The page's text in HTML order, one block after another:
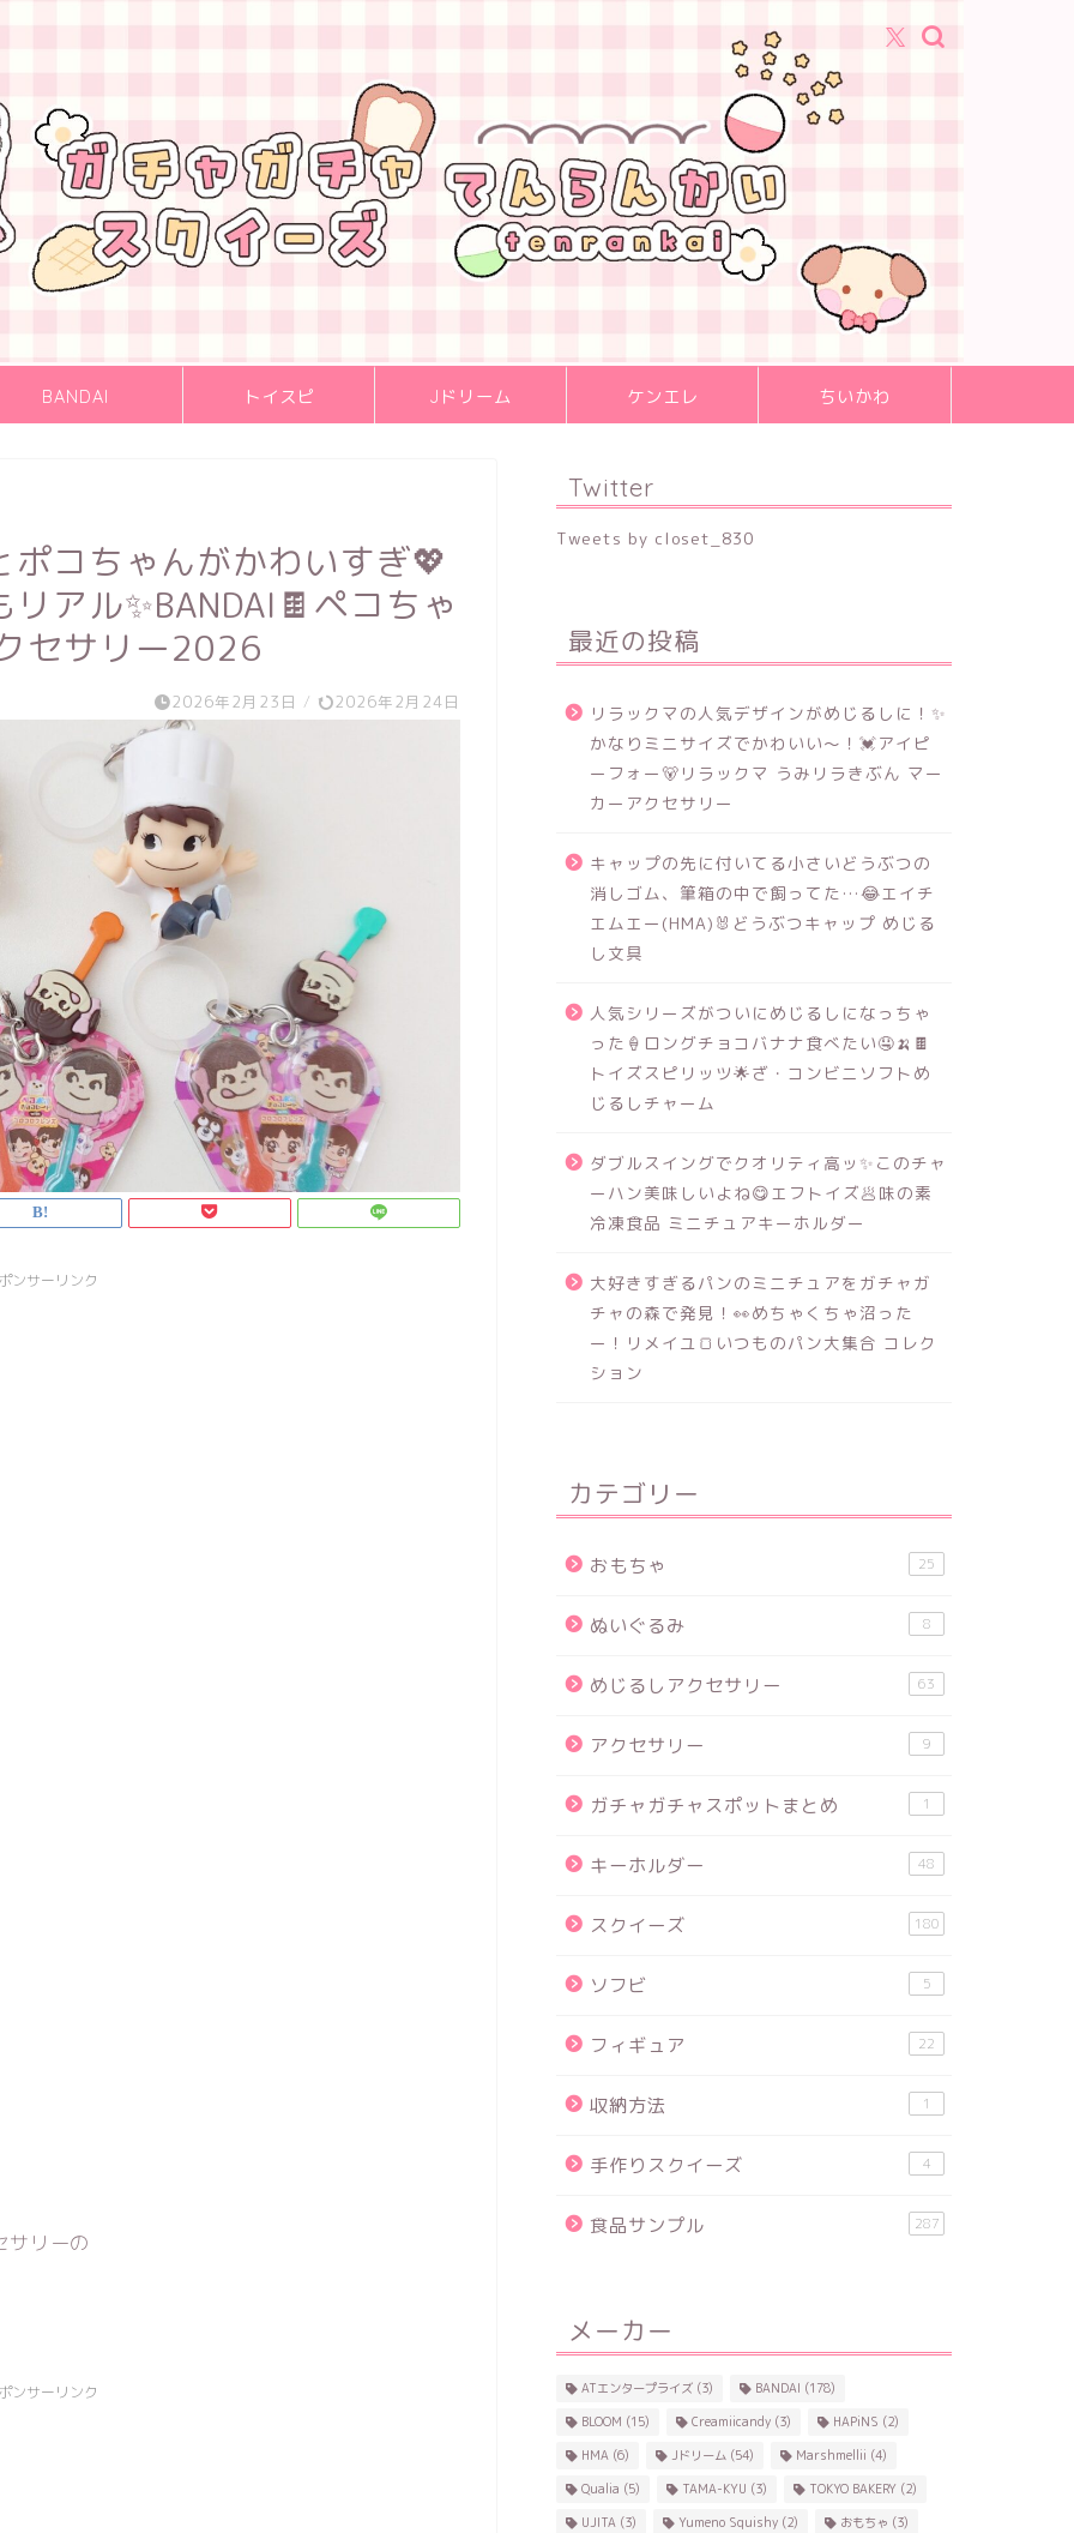
BANDAI トイスピ Jドリーム ケンエレ ちいかわ
コちゃんがかわいすぎ💖
アル✨BANDAI🍫ペコちゃ
セサリー2026
2026年2月23日 / 2026年2月24日
ンサーリンク
サリーの
ンサーリンク
Twitter
Tweets by closet_830
最近の投稿
リラックマの人気デザインがめじるしに！✨
かなりミニサイズでかわいい～！💓アイピ
ーフォー🐻リラックマ うみリラきぶん マー
カーアクセサリー
キャップの先に付いてる小さいどうぶつの
消しゴム、筆箱の中で飼ってた…😂エイチ
エムエー(HMA)🐰どうぶつキャップ めじる
し文具
人気シリーズがついにめじるしになっちゃ
った🍦ロングチョコバナナ食べたい🤤🍌🍫
トイズスピリッツ🌟ざ・コンビニソフトめ
じるしチャーム
ダブルスイングでクオリティ高ッ✨このチャ
ーハン美味しいよね😋エフトイズ🥟味の素
冷凍食品 ミニチュアキーホルダー
大好きすぎるパンのミニチュアをガチャガ
チャの森で発見！👀めちゃくちゃ沼った
ー！リメイユ🍞いつものパン大集合 コレク
ション
カテゴリー
おもちゃ 25
ぬいぐるみ 8
めじるしアクセサリー 63
アクセサリー 9
ガチャガチャスポットまとめ 1
キーホルダー 48
スクイーズ 180
ソフビ 5
フィギュア 22
収納方法 1
手作りスクイーズ 4
食品サンプル 287
メーカー
ATエンタープライズ(3) BANDAI (178)
BLOOM (15) Creamiicandy(3) HAPiNS (2)
HMA(6) Jドリーム(54) Marshmellii (4)
Qualia (5) TAMA-KYU (3) TOKYO BAKERY(2)
UJITA(3) Yumeno Squishy(2) おもちゃ (3)